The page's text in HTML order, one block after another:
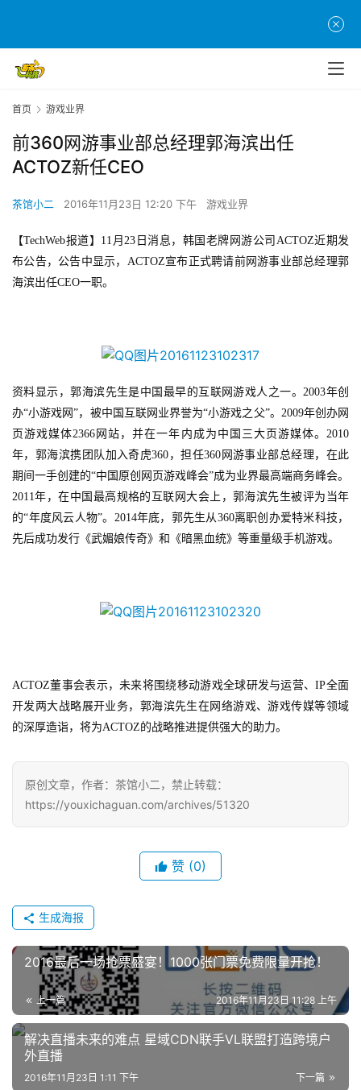
首
页
游
戏
业
界
机
游
休
闲
0
十
三
届
金
奖
7
首页 游戏业界
前360网游事业部总经理郭海滨出任
ACTOZ新任CEO
茶馆小二 2016年11月23日 12:20 下午 游戏业界
【TechWeb报道】11月23日消息，韩国老牌网游公司ACTOZ近期发
布公告，公告中显示，ACTOZ宣布正式聘请前网游事业部总经理郭
海滨出任CEO一职。
资料显示，郭海滨先生是中国最早的互联网游戏人之一。2003年创
办“小游戏网”，被中国互联网业界誉为“小游戏之父”。2009年创办网
页游戏媒体2366网站，并在一年内成为中国三大页游媒体。2010
年，郭海滨携团队加入奇虎360，担任360网游事业部总经理，在此
期间一手创建的“中国原创网页游戏峰会”成为业界最高端商务峰会。
2011年，在中国最高规格的互联网大会上，郭海滨先生被评为当年
的“年度风云人物”。2014年底，郭先生从360离职创办爱特米科技，
先后成功发行《武媚娘传奇》和《暗黑血统》等重量级手机游戏。
ACTOZ董事会表示，未来将围绕移动游戏全球研发与运营、IP全面
开发两大战略展开业务，郭海滨先生在网络游戏、游戏传媒等领域
的深厚造诣，将为ACTOZ的战略推进提供强大的助力。
原创文章，作者：茶馆小二，禁止转载：
https://youxichaguan.com/archives/51320
赞 (0)
生成海报
2016最后一场抢票盛宴！1000张门票免费限量开抢！
上一篇 2016年11月23日 11:28 上午
解决直播未来的难点 星域CDN联手VL联盟打造跨境户
外直播
下一篇
2016年11月23日 1:11 下午